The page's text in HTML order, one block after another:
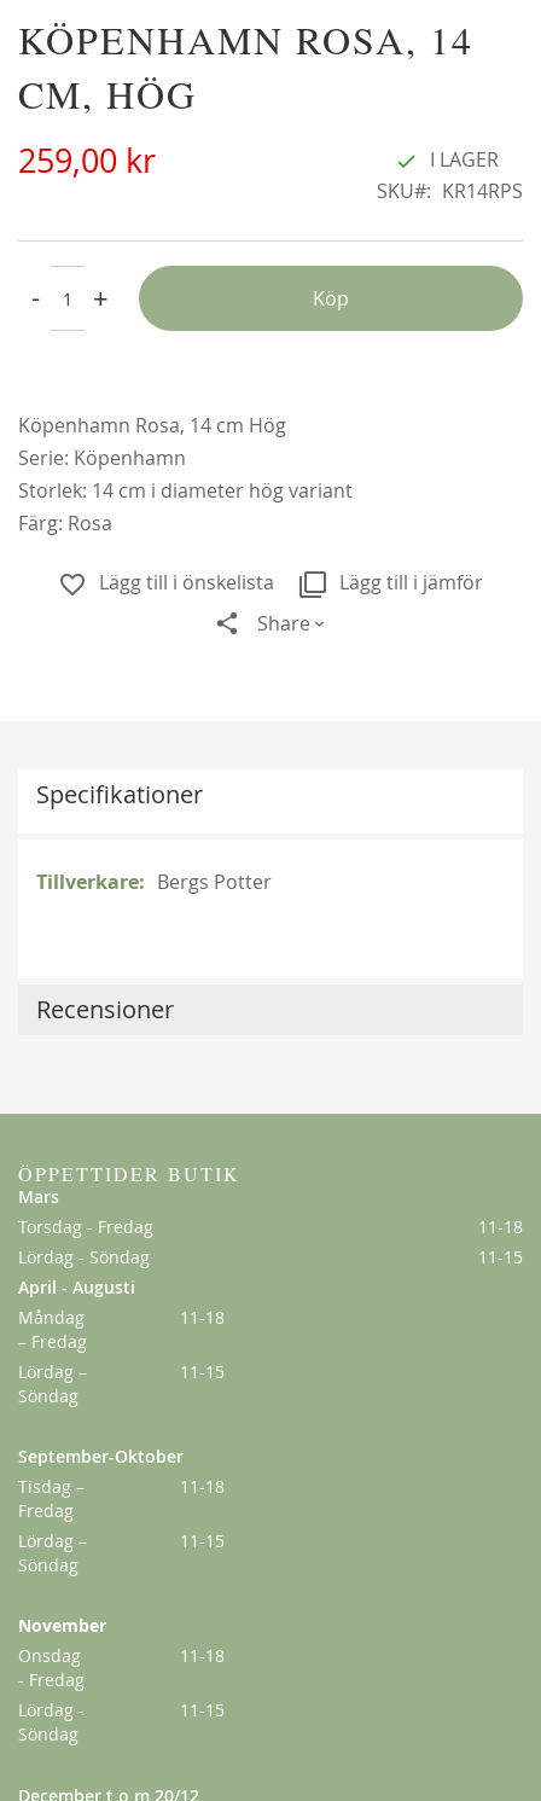
Christine Hélène'
Alchymist
229,00 kr
Från
New Dawn
Från149,00 kr
KÖPENHAMN ROSA, 14
CM, HÖG
259,00 kr
I LAGER
SKU
KR14RPS
- + Köp
Köpenhamn Rosa, 14 cm Hög
Serie: Köpenhamn
Storlek: 14 cm i diameter hög variant
Färg: Rosa
Lägg till i önskelista
Lägg till i jämför
Share
Hoppa
till
början
av
Specifikationer
information Bergs Potter
Recensioner
ÖPPETTIDER BUTIK
Mars
Torsdag - Fredag
11-18
Lördag - Söndag
11-15
April - Augusti
Måndag
– Fredag
11-18
Lördag –
Söndag
11-15
September-Oktober
Tisdag –
Fredag
11-18
Lördag –
Söndag
11-15
November
Onsdag
- Fredag
11-18
Lördag -
Söndag
11-15
December t o m 20/12